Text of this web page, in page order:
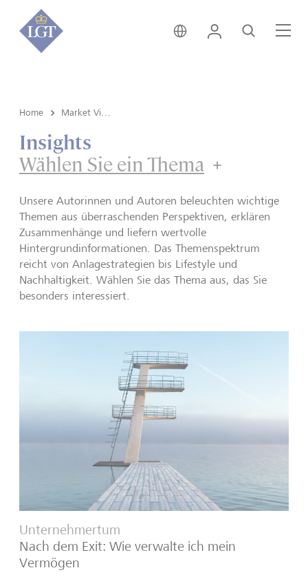
Global • Deutsch
Login Suche
Home
Insights
Wählen Sie ein Thema
Unsere Autorinnen und Autoren beleuchten wichtige
Themen aus überraschenden Perspektiven, erklären
Zusammenhänge und liefern wertvolle
Hintergrundinformationen. Das Themenspektrum
reicht von Anlagestrategien bis Lifestyle und
Nachhaltigkeit. Wählen Sie das Thema aus, das Sie
besonders interessiert.
Unternehmertum
Nach dem Exit: Wie verwalte ich mein
Vermögen